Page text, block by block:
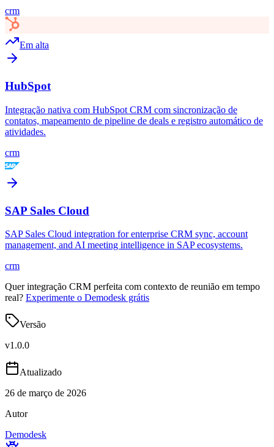
crm
Em alta
HubSpot
Integração nativa com HubSpot CRM com sincronização de
contatos, mapeamento de pipeline de deals e registro automático de
atividades.
crm
SAP Sales Cloud
SAP Sales Cloud integration for enterprise CRM sync, account
management, and AI meeting intelligence in SAP ecosystems.
crm
Quer integração CRM perfeita com contexto de reunião em tempo
real? Experimente o Demodesk grátis
Versão
v1.0.0
Atualizado
26 de março de 2026
Autor
Demodesk